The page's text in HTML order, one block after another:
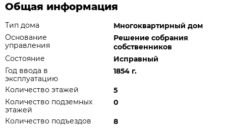
Общая информация
Тип дома
Многоквартирный дом
Основание
управления
Решение собрания
собственников
Состояние
Исправный
Год ввода в
эксплуатацию
1854 г.
Количество этажей
5
Количество подземных
этажей
0
Количество подъездов
8